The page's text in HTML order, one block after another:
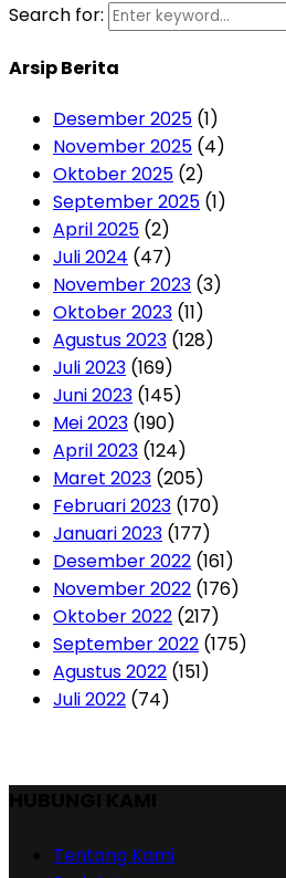
Search for:
Arsip Berita
Desember 2025 (1)
November 2025 (4)
Oktober 2025 (2)
September 2025 (1)
April 2025 (2)
Juli 2024 (47)
November 2023 (3)
Oktober 2023 (11)
Agustus 2023 (128)
Juli 2023 (169)
Juni 2023 (145)
Mei 2023 (190)
April 2023 (124)
Maret 2023 (205)
Februari 2023 (170)
Januari 2023 (177)
Desember 2022 (161)
November 2022 (176)
Oktober 2022 (217)
September 2022 (175)
Agustus 2022 (151)
Juli 2022 (74)
Tentang Kami